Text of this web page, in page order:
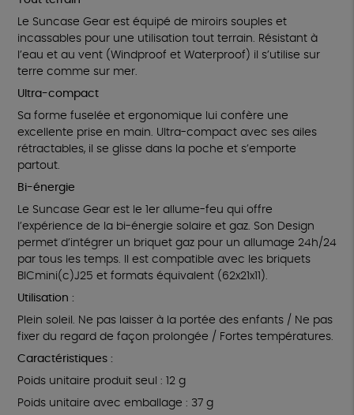
Le Suncase Gear est équipé de miroirs souples et
incassables pour une utilisation tout terrain. Résistant à
l’eau et au vent (Windproof et Waterproof) il s’utilise sur
terre comme sur mer.
Ultra-compact
Sa forme fuselée et ergonomique lui confère une
excellente prise en main. Ultra-compact avec ses ailes
rétractables, il se glisse dans la poche et s’emporte
partout.
Bi-énergie
Le Suncase Gear est le 1er allume-feu qui offre
l’expérience de la bi-énergie solaire et gaz. Son Design
permet d’intégrer un briquet gaz pour un allumage 24h/24
par tous les temps. Il est compatible avec les briquets
BICmini(c)J25 et formats équivalent (62x21x11).
Utilisation :
Plein soleil. Ne pas laisser à la portée des enfants / Ne pas
fixer du regard de façon prolongée / Fortes températures.
Caractéristiques :
Poids unitaire produit seul : 12 g
Poids unitaire avec emballage : 37 g